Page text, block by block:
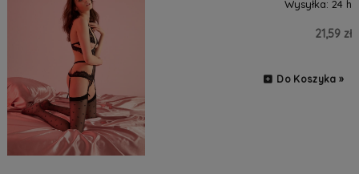
Wysyłka: 24 h
21,59 zł
Do Koszyka »